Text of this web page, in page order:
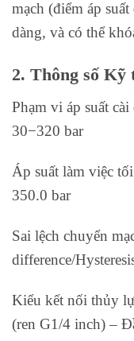
mạch (điểm áp
dàng, và có thể
2. Thông số Kỹ
Phạm vi áp suất cài
30−320 bar
Áp suất làm việc
350.0 bar
Sai lệch chuyển
difference/
Kiểu kết nối thủy
(ren G1/4 inch) –